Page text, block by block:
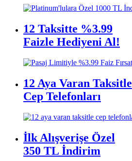
12 Taksitte %3.99
Faizle Hediyeni Al!
12 Aya Varan Taksitle
Cep Telefonları
İlk Alışverişe Özel
350 TL İndirim